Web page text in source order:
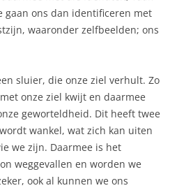
gaan ons dan identificeren met
waaronder zelfbeelden; ons
sluier, die onze ziel verhult. Zo
onze ziel kwijt en daarmee
geworteldheid. Dit heeft twee
wankel, wat zich kan uiten
we zijn. Daarmee is het
weggevallen en worden we
ook al kunnen we ons